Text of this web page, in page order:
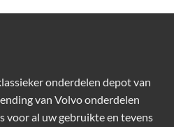
onderdelen depot van
van Volvo onderdelen
voor al uw gebruikte en tevens